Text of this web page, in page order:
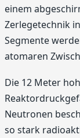
einem
Zerlegetechnik
Segmente
atomaren
Die 12 Meter
Neutronen
so stark